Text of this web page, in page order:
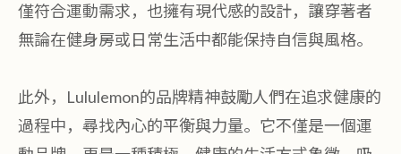
僅符合運動需求，也擁有現代感的設計，讓穿著者
無論在健身房或日常生活中都能保持自信與風格。
此外，Lululemon的品牌精神鼓勵人們在追求健康的
過程中，尋找內心的平衡與力量。它不僅是一個運